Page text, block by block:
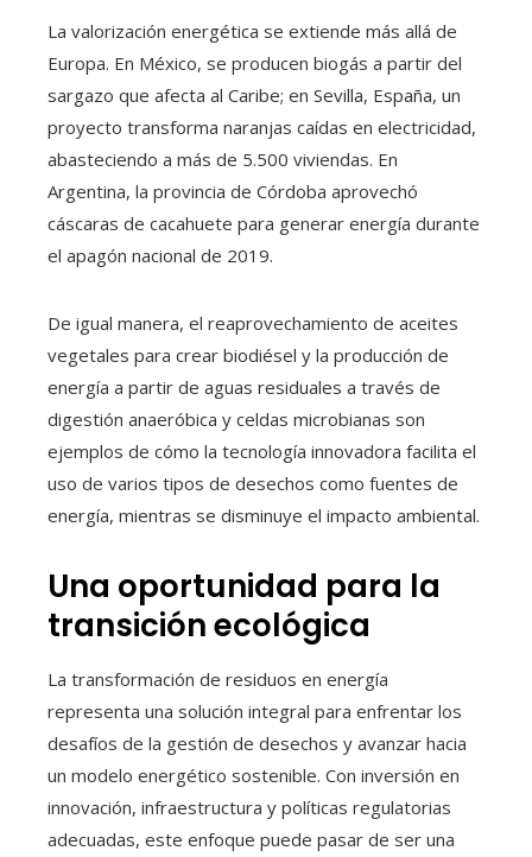
La valorización energética se extiende más allá de
Europa. En México, se producen biogás a partir del
sargazo que afecta al Caribe; en Sevilla, España, un
proyecto transforma naranjas caídas en electricidad,
abasteciendo a más de 5.500 viviendas. En
Argentina, la provincia de Córdoba aprovechó
cáscaras de cacahuete para generar energía durante
el apagón nacional de 2019.
De igual manera, el reaprovechamiento de aceites
vegetales para crear biodiésel y la producción de
energía a partir de aguas residuales a través de
digestión anaeróbica y celdas microbianas son
ejemplos de cómo la tecnología innovadora facilita el
uso de varios tipos de desechos como fuentes de
energía, mientras se disminuye el impacto ambiental.
Una oportunidad para la
transición ecológica
La transformación de residuos en energía
representa una solución integral para enfrentar los
desafíos de la gestión de desechos y avanzar hacia
un modelo energético sostenible. Con inversión en
innovación, infraestructura y políticas regulatorias
adecuadas, este enfoque puede pasar de ser una